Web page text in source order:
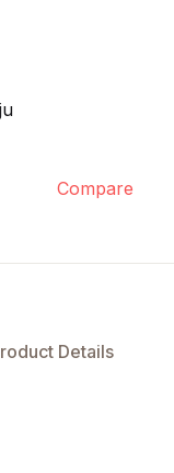
Compare
Details